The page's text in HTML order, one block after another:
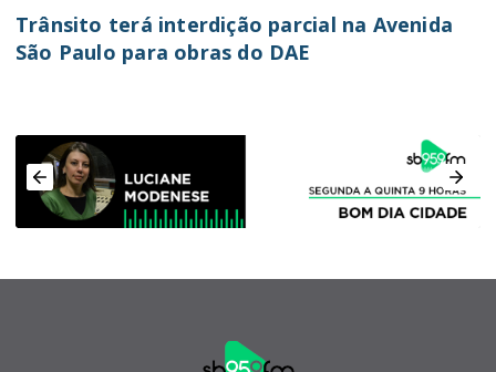
Trânsito terá interdição parcial na Avenida
São Paulo para obras do DAE